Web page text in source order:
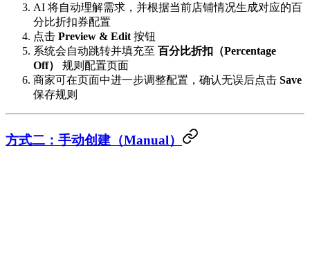
AI 将自动理解需求，并根据当前店铺情况生成对应的百
分比折扣券配置
点击 Preview & Edit 按钮
系统会自动跳转并填充至 百分比折扣（Percentage
Off）
规则配置页面
商家可在页面中进一步调整配置，确认无误后点击 Save
保存规则
方式二：手动创建（Manual）